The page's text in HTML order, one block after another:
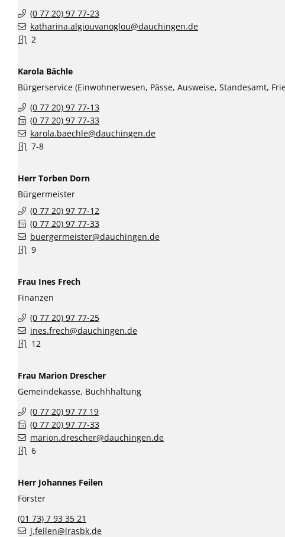
(0 77 20) 97 77-23
katharina.algiouvanoglou@dauchingen.de
2
Karola Bächle
Bürgerservice (Einwohnerwesen, Pässe, Ausweise, Standesamt,
(0 77 20) 97 77-13
(0 77 20) 97 77-33
karola.baechle@dauchingen.de
7-8
Herr Torben Dorn
Bürgermeister
(0 77 20) 97 77-12
(0 77 20) 97 77-33
buergermeister@dauchingen.de
9
Frau Ines Frech
Finanzen
(0 77 20) 97 77-25
ines.frech@dauchingen.de
12
Frau Marion Drescher
Gemeindekasse, Buchhhaltung
(0 77 20) 97 77 19
(0 77 20) 97 77-33
marion.drescher@dauchingen.de
6
Herr Johannes Feilen
Förster
(01 73) 7 93 35 21
j.feilen@lrasbk.de